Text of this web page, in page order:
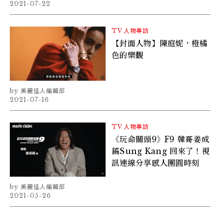
2021-07-22
TV 人物專訪
【封面人物】陳庭妮，橙橘
色的樂觀
美麗佳人編輯部
2021-07-16
TV 人物專訪
《玩命關頭9》F9 韓哥姜成
鎬Sung Kang 回來了！視
訊連線分享感人團圓時刻
美麗佳人編輯部
2021-05-26